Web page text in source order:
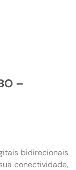
–
bidirecionais
conectividade,